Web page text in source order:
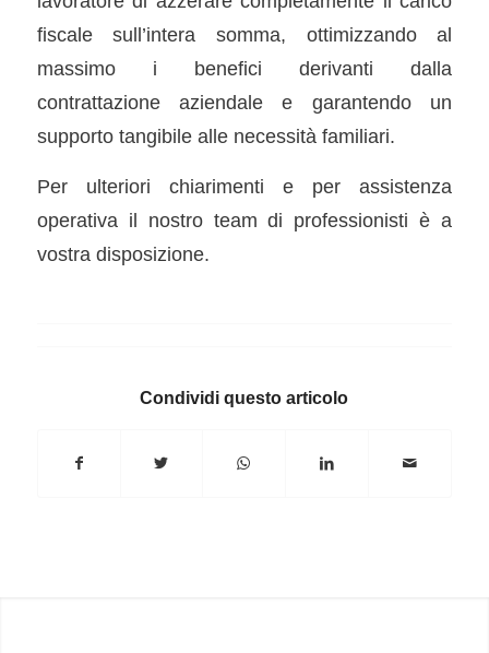
fiscale sull’intera somma, ottimizzando al
massimo i benefici derivanti dalla
contrattazione aziendale e garantendo un
supporto tangibile alle necessità familiari.
Per ulteriori chiarimenti e per assistenza
operativa il nostro team di professionisti è a
vostra disposizione.
Condividi questo articolo